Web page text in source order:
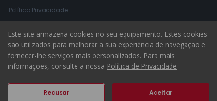
Política Privacidade
Canal de Denúncias
© 2026 ERA Portugal
Este site armazena cookies no seu equipamento. Estes cookies
são utilizados para melhorar a sua experiência de navegação e
fornecer-lhe serviços mais personalizados. Para mais
informações, consulte a nossa Política de Privacidade
Recusar Aceitar